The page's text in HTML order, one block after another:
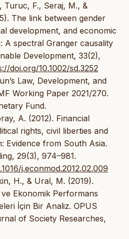
Turuc, F., Seraj, M., &
The link between gender
development, and economic
A spectral Granger causality
Development, 33(2),
doi.org/10.1002/sd.3252
Law, Development, and
Working Paper 2021/270.
Fund.
A. (2012). Financial
rights, civil liberties and
Evidence from South Asia.
29(3), 974–981.
j.econmod.2012.02.009
H., & Ural, M. (2019).
ve Ekonomik Performans
İçin Bir Analiz. OPUS
of Society Researches,